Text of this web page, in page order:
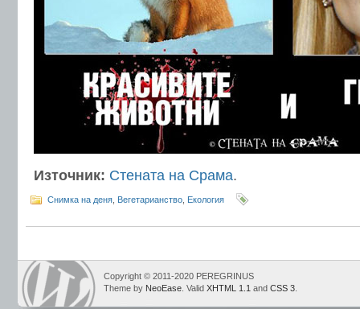
Източник: Стената на Срама.
Снимка на деня Вегетарианство Екология
Copyright © 2011-2020 PEREGRINUS
Theme by NeoEase . Valid XHTML 1.1 and CSS 3